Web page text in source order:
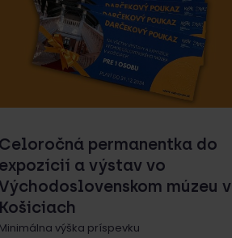
Celoročná permanentka do
expozícií a výstav vo
múzeu v
Košiciach
Minimálna výška príspevku